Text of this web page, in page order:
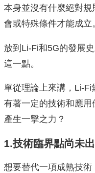
本身並沒有什麼絕對
會或特殊條件才能成立
放到Li-Fi和5G的發展
這一點。
單從理論上來講，Li-
有著一定的技術和應
產生一擊之力？
1.技術臨界點尚未
想要替代一項成熟技